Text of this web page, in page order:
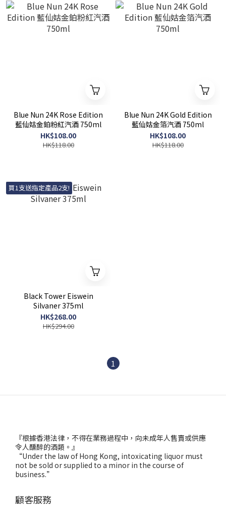
Blue Nun 24K Rose Edition
藍仙姑金鉑粉紅汽酒 750ml
HK$108.00
HK$118.00
Blue Nun 24K Gold Edition
藍仙姑金箔汽酒 750ml
HK$108.00
HK$118.00
買1支送指定產品2支!
Black Tower Eiswein
Silvaner 375ml
HK$268.00
HK$294.00
1
『根據香港法律，不得在業務過程中，向未成年人售賣或供應
令人醺醉的酒類。』
“Under the law of Hong Kong, intoxicating liquor must
not be sold or supplied to a minor in the course of
business.”
顧客服務